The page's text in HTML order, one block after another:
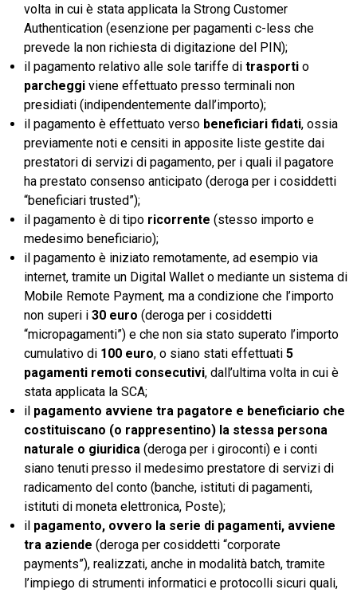
volta in cui è stata applicata la Strong Customer
Authentication (esenzione per pagamenti c-less che
prevede la non richiesta di digitazione del PIN);
il pagamento relativo alle sole tariffe di trasporti o
parcheggi viene effettuato presso terminali non
presidiati (indipendentemente dall’importo);
il pagamento è effettuato verso beneficiari fidati, ossia
previamente noti e censiti in apposite liste gestite dai
prestatori di servizi di pagamento, per i quali il pagatore
ha prestato consenso anticipato (deroga per i cosiddetti
“beneficiari trusted”);
il pagamento è di tipo ricorrente (stesso importo e
medesimo beneficiario);
il pagamento è iniziato remotamente, ad esempio via
internet, tramite un Digital Wallet o mediante un sistema di
Mobile Remote Payment, ma a condizione che l’importo
non superi i 30 euro (deroga per i cosiddetti
“micropagamenti”) e che non sia stato superato l’importo
cumulativo di 100 euro, o siano stati effettuati 5
pagamenti remoti consecutivi, dall’ultima volta in cui è
stata applicata la SCA;
il pagamento avviene tra pagatore e beneficiario che
costituiscano (o rappresentino) la stessa persona
naturale o giuridica (deroga per i giroconti) e i conti
siano tenuti presso il medesimo prestatore di servizi di
radicamento del conto (banche, istituti di pagamenti,
istituti di moneta elettronica, Poste);
il pagamento, ovvero la serie di pagamenti, avviene
tra aziende (deroga per cosiddetti “corporate
payments”), realizzati, anche in modalità batch, tramite
l’impiego di strumenti informatici e protocolli sicuri quali,